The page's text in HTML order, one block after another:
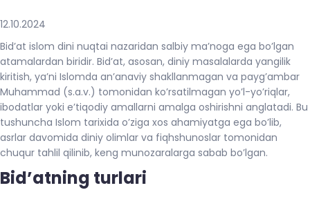
12.10.2024
Bid’at islom dini nuqtai nazaridan salbiy ma’noga ega bo’lgan
atamalardan biridir. Bid’at, asosan, diniy masalalarda yangilik
kiritish, ya’ni Islomda an’anaviy shakllanmagan va payg’ambar
Muhammad (s.a.v.) tomonidan ko’rsatilmagan yo’l-yo’riqlar,
ibodatlar yoki e’tiqodiy amallarni amalga oshirishni anglatadi. Bu
tushuncha Islom tarixida o’ziga xos ahamiyatga ega bo’lib,
asrlar davomida diniy olimlar va fiqhshunoslar tomonidan
chuqur tahlil qilinib, keng munozaralarga sabab bo’lgan.
Bid’atning turlari